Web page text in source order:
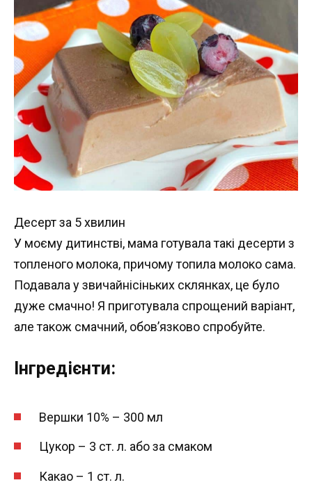
Десерт за 5 хвилин
У моєму дитинстві, мама готувала такі десерти з
топленого молока, причому топила молоко сама.
Подавала у звичайнісіньких склянках, це було
дуже смачно! Я приготувала спрощений варіант,
але також смачний, обов’язково спробуйте.
Інгредієнти:
Вершки 10% – 300 мл
Цукор – 3 ст. л. або за смаком
Какао – 1 ст. л.